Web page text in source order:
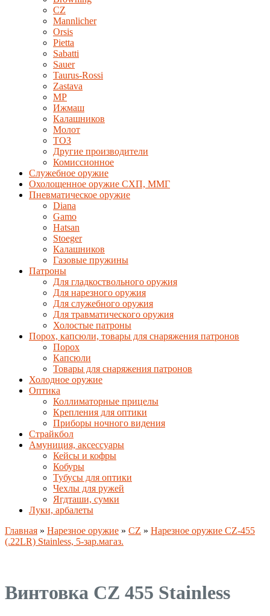
CZ
Mannlicher
Orsis
Pietta
Sabatti
Sauer
Taurus-Rossi
Zastava
MP
Ижмаш
Калашников
Молот
ТОЗ
Другие производители
Комиссионное
Служебное оружие
Охолощенное оружие СХП, ММГ
Пневматическое оружие
Diana
Gamo
Hatsan
Stoeger
Калашников
Газовые пружины
Патроны
Для гладкоствольного оружия
Для нарезного оружия
Для служебного оружия
Для травматического оружия
Холостые патроны
Порох, капсюли, товары для снаряжения патронов
Порох
Капсюли
Товары для снаряжения патронов
Холодное оружие
Оптика
Коллиматорные прицелы
Крепления для оптики
Приборы ночного видения
Страйкбол
Амуниция, аксессуары
Кейсы и кофры
Кобуры
Тубусы для оптики
Чехлы для ружей
Ягдташи, сумки
Луки, арбалеты
Главная » Нарезное оружие » CZ » Нарезное оружие CZ-455
(.22LR) Stainless, 5-зар.магаз.
Винтовка CZ 455 Stainless